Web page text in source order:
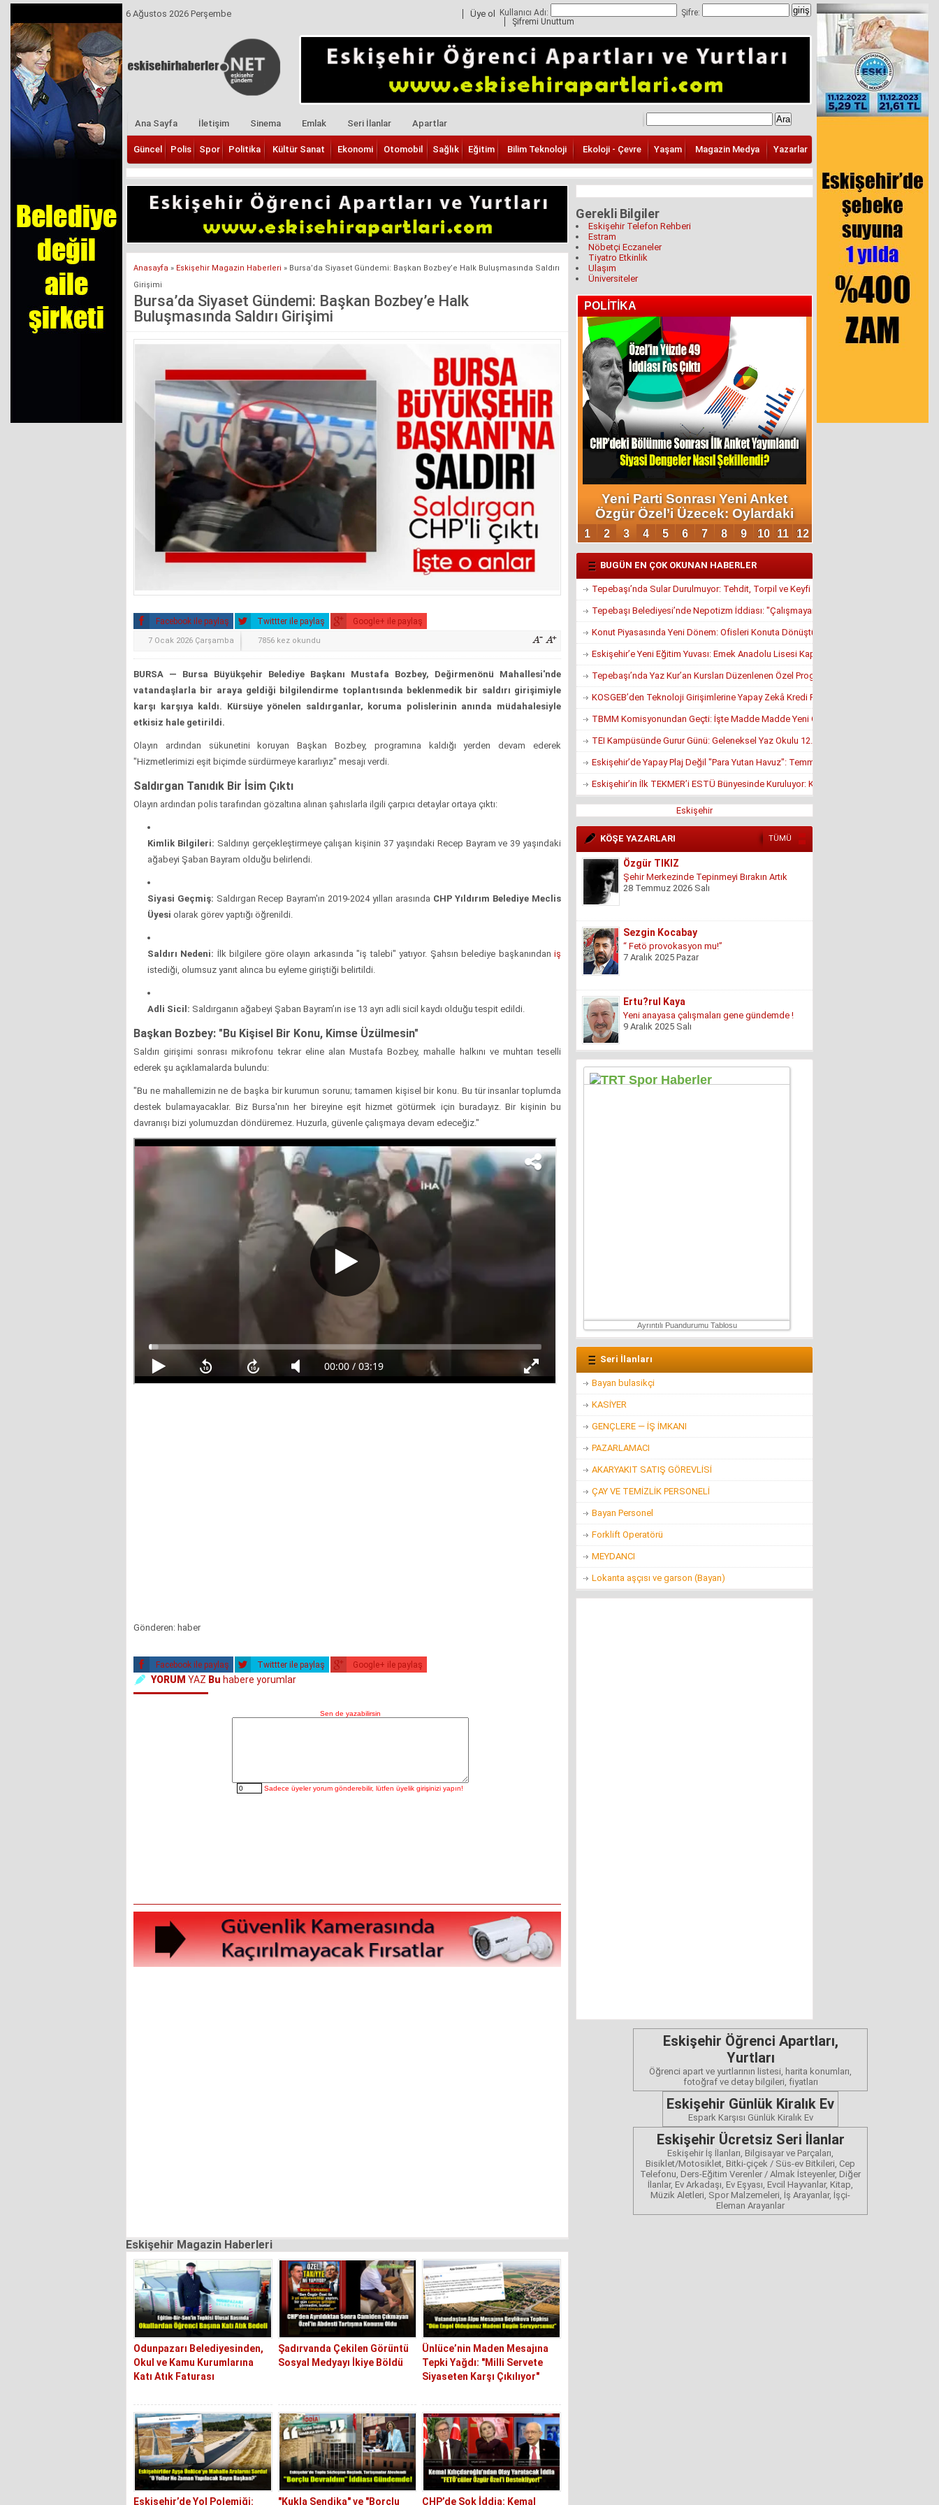
6 Ağustos 2026 Perşembe Üye ol Kullanıcı Adı:
Şifre:
Şifremi Unuttum
Ana Sayfa İletişim Sinema Emlak Seri İlanlar Apartlar
Güncel Polis Spor Politika Kültür Sanat Ekonomi Otomobil Sağlık Eğitim Bilim Teknoloji Ekoloji - Çevre Yaşam Magazin Medya Yazarlar
Anasayfa » Eskişehir Magazin Haberleri » Bursa’da Siyaset Gündemi: Başkan Bozbey’e Halk Buluşmasında Saldırı
Girişimi
Bursa’da Siyaset Gündemi: Başkan Bozbey’e Halk
Buluşmasında Saldırı Girişimi
Facebook ile paylaş Twittter ile paylaş Google+ ile paylaş
7 Ocak 2026 Çarşamba 7856 kez okundu
BURSA — Bursa Büyükşehir Belediye Başkanı Mustafa Bozbey, Değirmenönü Mahallesi'nde
vatandaşlarla bir araya geldiği bilgilendirme toplantısında beklenmedik bir saldırı girişimiyle
karşı karşıya kaldı. Kürsüye yönelen saldırganlar, koruma polislerinin anında müdahalesiyle
etkisiz hale getirildi.
Olayın ardından sükunetini koruyan Başkan Bozbey, programına kaldığı yerden devam ederek
"Hizmetlerimizi eşit biçimde sürdürmeye kararlıyız" mesajı verdi.
Saldırgan Tanıdık Bir İsim Çıktı
Olayın ardından polis tarafından gözaltına alınan şahıslarla ilgili çarpıcı detaylar ortaya çıktı:
Kimlik Bilgileri: Saldırıyı gerçekleştirmeye çalışan kişinin 37 yaşındaki Recep Bayram ve 39 yaşındaki
ağabeyi Şaban Bayram olduğu belirlendi.
Siyasi Geçmiş: Saldırgan Recep Bayram'ın 2019-2024 yılları arasında CHP Yıldırım Belediye Meclis
Üyesi olarak görev yaptığı öğrenildi.
Saldırı Nedeni: İlk bilgilere göre olayın arkasında "iş talebi" yatıyor. Şahsın belediye başkanından iş
istediği, olumsuz yanıt alınca bu eyleme giriştiği belirtildi.
Adli Sicil: Saldırganın ağabeyi Şaban Bayram’ın ise 13 ayrı adli sicil kaydı olduğu tespit edildi.
Başkan Bozbey: "Bu Kişisel Bir Konu, Kimse Üzülmesin"
Saldırı girişimi sonrası mikrofonu tekrar eline alan Mustafa Bozbey, mahalle halkını ve muhtarı teselli
ederek şu açıklamalarda bulundu:
"Bu ne mahallemizin ne de başka bir kurumun sorunu; tamamen kişisel bir konu. Bu tür insanlar toplumda
destek bulamayacaklar. Biz Bursa'nın her bireyine eşit hizmet götürmek için buradayız. Bir kişinin bu
davranışı bizi yolumuzdan döndüremez. Huzurla, güvenle çalışmaya devam edeceğiz."
Gönderen: haber
Facebook ile paylaş Twittter ile paylaş Google+ ile paylaş
YORUM YAZ Bu habere yorumlar
Eskişehir Magazin Haberleri
Odunpazarı Belediyesinden,
Okul ve Kamu Kurumlarına
Katı Atık Faturası
Şadırvanda Çekilen Görüntü
Sosyal Medyayı İkiye Böldü
Ünlüce’nin Maden Mesajına
Tepki Yağdı: "Milli Servete
Siyaseten Karşı Çıkılıyor"
Eskişehir’de Yol Polemiği: "Kukla Sendika" ve "Borçlu CHP’de Şok İddia: Kemal
Gerekli Bilgiler
Eskişehir Telefon Rehberi
Estram
Nöbetçi Eczaneler
Tiyatro Etkinlik
Ulaşım
Üniversiteler
BUGÜN EN ÇOK OKUNAN HABERLER
Tepebaşı’nda Sular Durulmuyor: Tehdit, Torpil ve Keyfi Atamalar Gündemde
Tepebaşı Belediyesi’nde Nepotizm İddiası: "Çalışmayan Kaldı, Çavuş İstifa Ettirildi"
Konut Piyasasında Yeni Dönem: Ofisleri Konuta Dönüştürmek İçin Son Tarih 1
Eskişehir’e Yeni Eğitim Yuvası: Emek Anadolu Lisesi Kapılarını Açmaya Hazırlanıyor
Tepebaşı’nda Yaz Kur’an Kursları Düzenlenen Özel Programla Açıldı
KOSGEB’den Teknoloji Girişimlerine Yapay Zekâ Kredi Programı
TBMM Komisyonundan Geçti: İşte Madde Madde Yeni Öğrenci Affı Rehberi
TEI Kampüsünde Gurur Günü: Geleneksel Yaz Okulu 12. Kez Kapanış Yaptı
Eskişehir’de Yapay Plaj Değil "Para Yutan Havuz": Temmuz Ortasında Hâlâ Kapalı!
Eskişehir’in İlk TEKMER’i ESTÜ Bünyesinde Kuruluyor: KOSGEB Onayı Geldi
Eskişehir
KÖŞE YAZARLARI TÜMÜ
Özgür TIKIZ
Şehir Merkezinde Tepinmeyi Bırakın Artık
28 Temmuz 2026 Salı
Sezgin Kocabay
“ Fetö provokasyon mu!”
7 Aralık 2025 Pazar
Ertu?rul Kaya
Yeni anayasa çalışmaları gene gündemde !
9 Aralık 2025 Salı
Hüseyin GÜVEN
ŞEHİT VAR! KONSER DE VAR, EĞLENCE DE!
Ayrıntılı Puandurumu Tablosu
Seri İlanları
Bayan bulasikçi
KASİYER
GENÇLERE — İŞ İMKANI
PAZARLAMACI
AKARYAKIT SATIŞ GÖREVLİSİ
ÇAY VE TEMİZLİK PERSONELİ
Bayan Personel
Forklift Operatörü
MEYDANCI
Lokanta aşçısı ve garson (Bayan)
Eskişehir Öğrenci Apartları,
Yurtları
Öğrenci apart ve yurtlarının listesi, harita konumları,
fotoğraf ve detay bilgileri, fiyatları
Eskişehir Günlük Kiralık Ev
Espark Karşısı Günlük Kiralık Ev
Eskişehir Ücretsiz Seri İlanlar
Eskişehir İş İlanları, Bilgisayar ve Parçaları,
Bisiklet/Motosiklet, Bitki-çiçek / Süs-ev Bitkileri, Cep
Telefonu, Ders-Eğitim Verenler / Almak İsteyenler, Diğer
İlanlar, Ev Arkadaşı, Ev Eşyası, Evcil Hayvanlar, Kitap,
Müzik Aletleri, Spor Malzemeleri, İş Arayanlar, İşçi-
Eleman Arayanlar